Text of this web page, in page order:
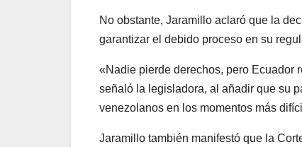
No obstante, Jaramillo aclaró que la
garantizar el debido proceso en su
«Nadie pierde derechos, pero Ecuador
señaló la legisladora, al añadir que su
venezolanos en los momentos más
Jaramillo también manifestó que la